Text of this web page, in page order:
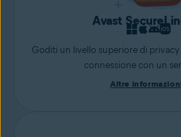
Avast
Goditi un livello superiore di
connessione con un
Altre informazioni